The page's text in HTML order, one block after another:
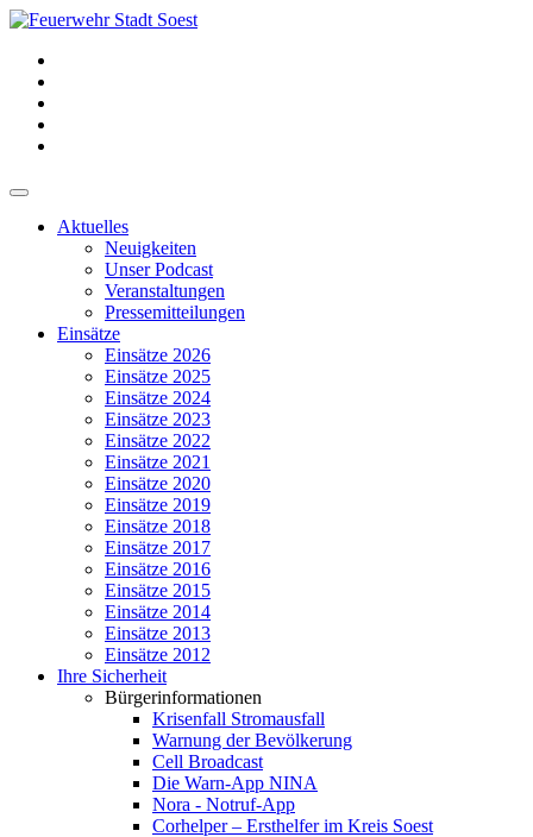
Aktuelles
Neuigkeiten
Unser Podcast
Veranstaltungen
Pressemitteilungen
Einsätze
Einsätze 2026
Einsätze 2025
Einsätze 2024
Einsätze 2023
Einsätze 2022
Einsätze 2021
Einsätze 2020
Einsätze 2019
Einsätze 2018
Einsätze 2017
Einsätze 2016
Einsätze 2015
Einsätze 2014
Einsätze 2013
Einsätze 2012
Ihre Sicherheit
Bürgerinformationen
Krisenfall Stromausfall
Warnung der Bevölkerung
Cell Broadcast
Die Warn-App NINA
Nora - Notruf-App
Corhelper – Ersthelfer im Kreis Soest